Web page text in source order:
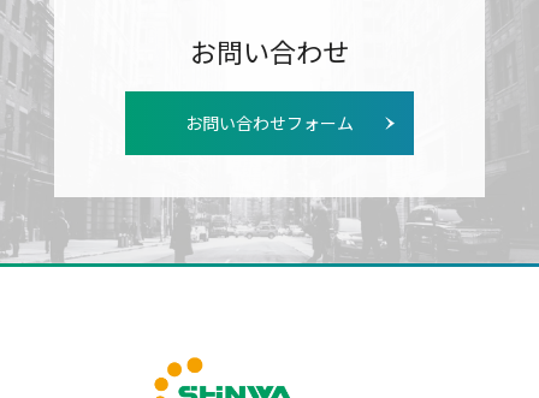
お問い合わせ
お問い合わせフォーム